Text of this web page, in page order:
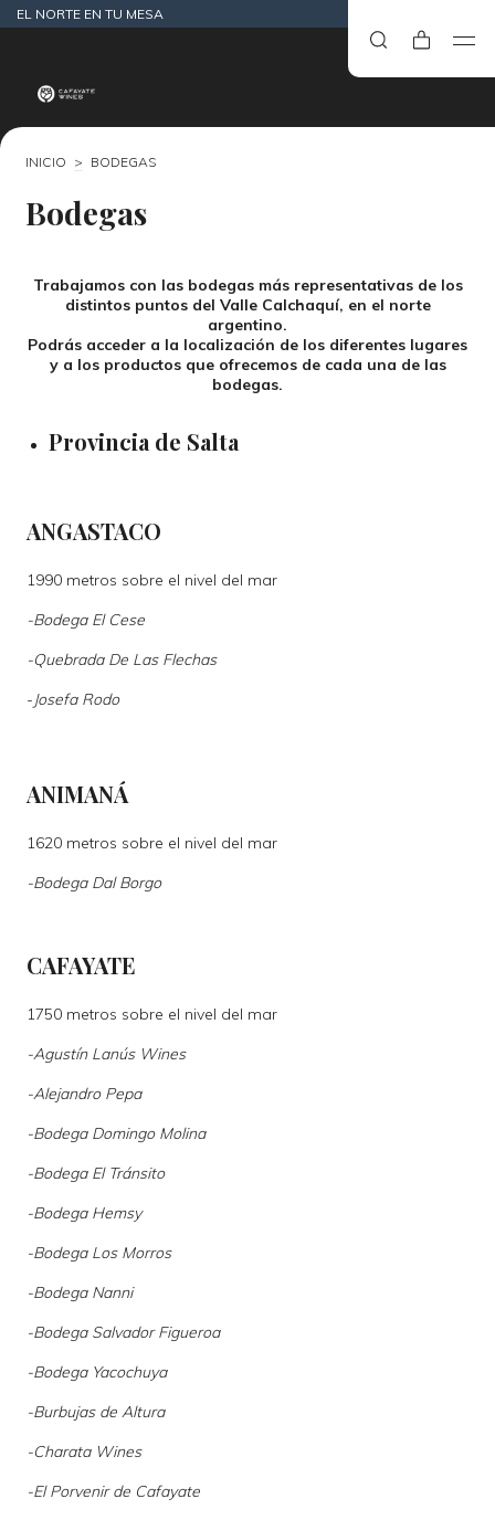
EL NORTE EN TU MESA
INICIO > BODEGAS
Bodegas
Trabajamos con las bodegas más representativas de los
distintos puntos del Valle Calchaquí, en el norte
argentino.
Podrás acceder a la localización de los diferentes lugares
y a los productos que ofrecemos de cada una de las
bodegas.
Provincia de Salta
ANGASTACO
1990 metros sobre el nivel del mar
-Bodega El Cese
-Quebrada De Las Flechas
-Josefa Rodo
ANIMANÁ
1620 metros sobre el nivel del mar
-Bodega Dal Borgo
CAFAYATE
1750 metros sobre el nivel del mar
-Agustín Lanús Wines
-Alejandro Pepa
-Bodega Domingo Molina
-Bodega El Tránsito
-Bodega Hemsy
-Bodega Los Morros
-Bodega Nanni
-Bodega Salvador Figueroa
-Bodega Yacochuya
-Burbujas de Altura
-Charata Wines
-El Porvenirde Cafayate